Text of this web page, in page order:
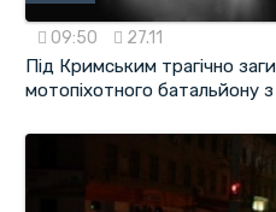
09:50 27.11
Під Кримським трагічно
мотопіхотного батальйону